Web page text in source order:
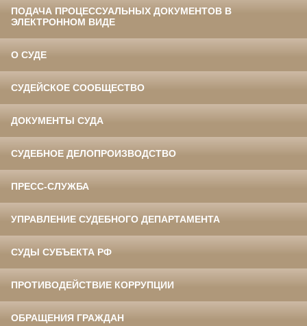
ПОДАЧА ПРОЦЕССУАЛЬНЫХ ДОКУМЕНТОВ В
ЭЛЕКТРОННОМ ВИДЕ
О СУДЕ
СУДЕЙСКОЕ СООБЩЕСТВО
ДОКУМЕНТЫ СУДА
СУДЕБНОЕ ДЕЛОПРОИЗВОДСТВО
ПРЕСС-СЛУЖБА
УПРАВЛЕНИЕ СУДЕБНОГО ДЕПАРТАМЕНТА
СУДЫ СУБЪЕКТА РФ
ПРОТИВОДЕЙСТВИЕ КОРРУПЦИИ
ОБРАЩЕНИЯ ГРАЖДАН